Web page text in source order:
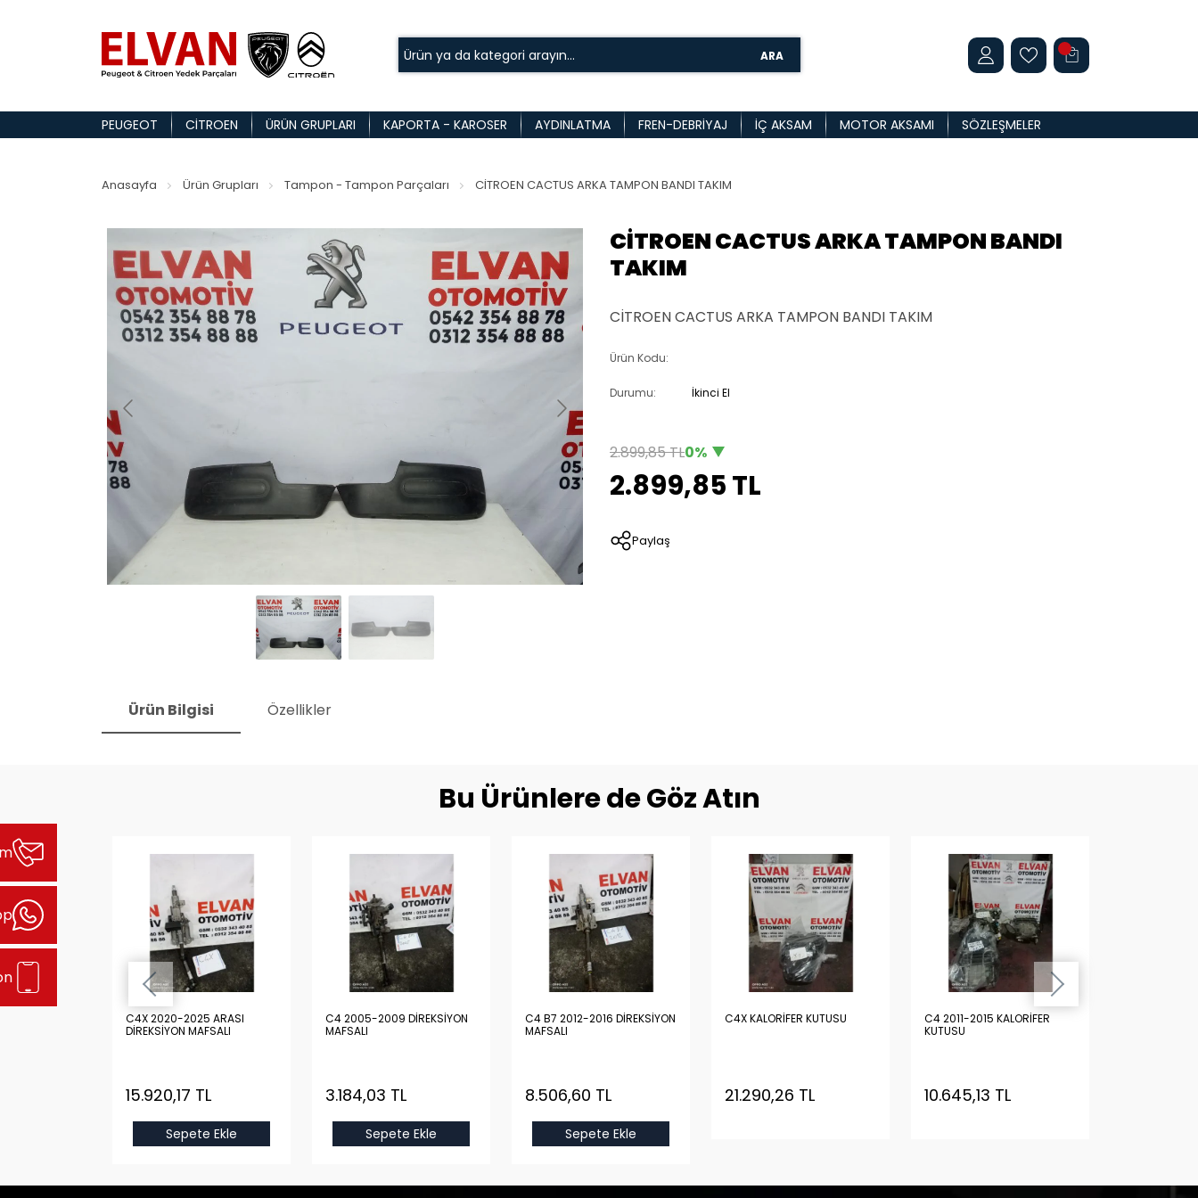
ARA
PEUGEOT CITROEN ÜRÜN GRUPLARI KAPORTA - KAROSER AYDINLATMA FREN-DEBRIYAJ İÇ AKSAM MOTOR AKSAMI SÖZLEŞMELER
Anasayfa Ürün Grupları Tampon - Tampon Parçaları CİTROEN CACTUS ARKA TAMPON BANDI TAKIM
CİTROEN CACTUS ARKA TAMPON BANDI
TAKIM
CİTROEN CACTUS ARKA TAMPON BANDI TAKIM
Ürün Kodu:
Durumu: İkinci El
2.899,85 TL0%
2.899,85 TL
Paylaş
Ürün Bilgisi Özellikler
Bu Ürünlere de Göz Atın
C4X 2020-2025 ARASI
DİREKSİYON MAFSALI
15.920,17 TL
Sepete Ekle
C4 2005-2009 DİREKSİYON
MAFSALI
3.184,03 TL
Sepete Ekle
C4 B7 2012-2016 DİREKSİYON
MAFSALI
8.506,60 TL
Sepete Ekle
C4X KALORİFER KUTUSU
21.290,26 TL
C4 2011-2015 KALORİFER
KUTUSU
10.645,13 TL